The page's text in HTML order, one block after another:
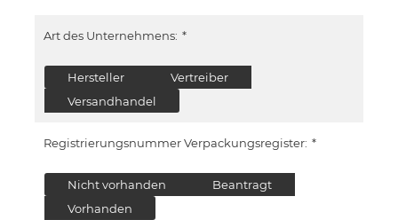
Art des Unternehmens: *
Hersteller
Vertreiber
Versandhandel
Registrierungsnummer Verpackungsregister: *
Nicht vorhanden
Beantragt
Vorhanden